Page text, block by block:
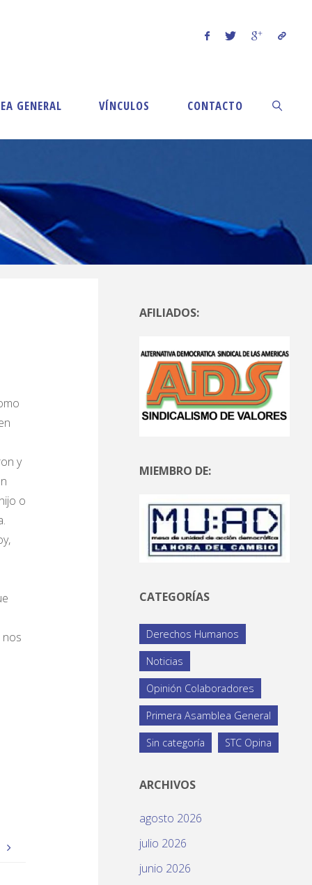
GENERAL VÍNCULOS CONTACTO
y
o
nos
AFILIADOS:
MIEMBRO DE:
CATEGORÍAS
Derechos Humanos
Noticias
Opinión Colaboradores
Primera Asamblea General
Sin categoría STC Opina
ARCHIVOS
agosto 2026
julio 2026
junio 2026